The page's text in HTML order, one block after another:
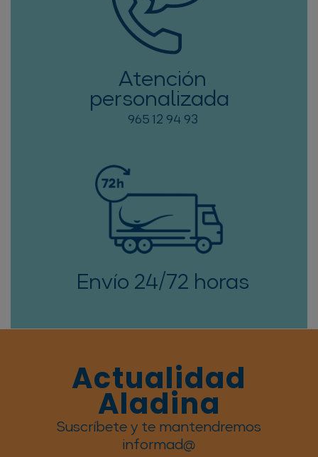
Atención
personalizada
965 12 94 93
Envío 24/72 horas
Actualidad
Aladina
Suscríbete y te mantendremos
informad@